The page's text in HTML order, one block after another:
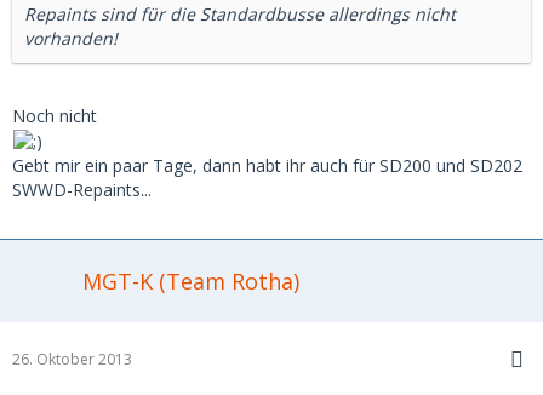
Repaints sind für die Standardbusse allerdings nicht
vorhanden!
Noch nicht
Gebt mir ein paar Tage, dann habt ihr auch für SD200 und SD202
SWWD-Repaints...
MGT-K (Team Rotha)
26. Oktober 2013